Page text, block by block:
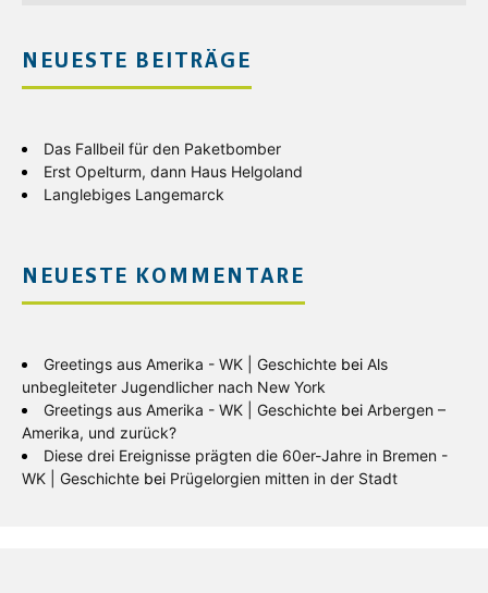
NEUESTE BEITRÄGE
Das Fallbeil für den Paketbomber
Erst Opelturm, dann Haus Helgoland
Langlebiges Langemarck
NEUESTE KOMMENTARE
Greetings aus Amerika - WK | Geschichte bei Als
unbegleiteter Jugendlicher nach New York
Greetings aus Amerika - WK | Geschichte bei Arbergen –
Amerika, und zurück?
Diese drei Ereignisse prägten die 60er-Jahre in Bremen -
WK | Geschichte bei Prügelorgien mitten in der Stadt